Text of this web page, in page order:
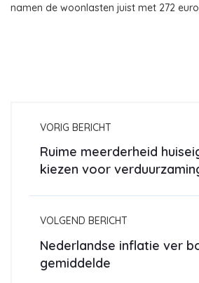
namen de woonlasten juist met 272
VORIG BERICHT
Ruime meerderheid
kiezen voor
VOLGEND BERICHT
Nederlandse inflatie ver
gemiddelde